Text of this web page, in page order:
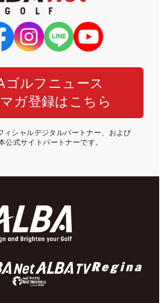
ゴルフニュース
ガ登録はこちら
ィシャルデジタルパートナー、および
公式サイトパートナーです。